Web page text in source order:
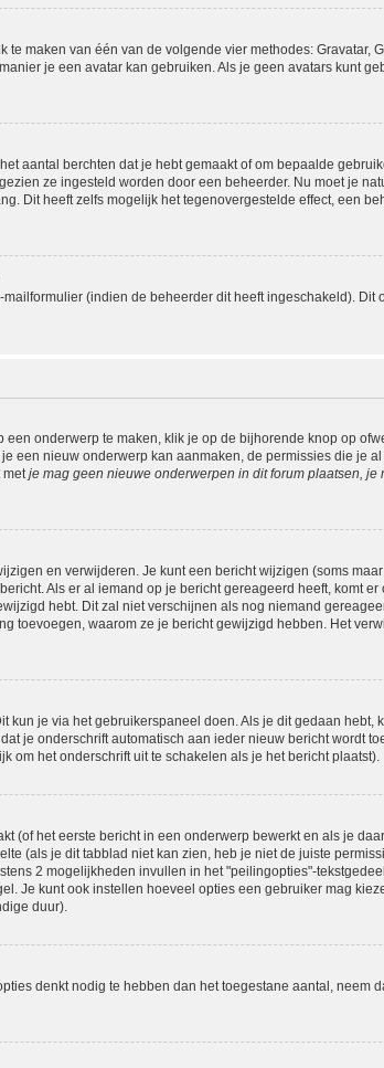
maken van één van de volgende vier methodes: Gravatar,
je een avatar kan gebruiken. Als je geen avatars kunt
aantal berchten dat je hebt gemaakt of om bepaalde
ze ingesteld worden door een beheerder. Nu moet je
Dit heeft zelfs mogelijk het tegenovergestelde effect, een
(indien de beheerder dit heeft ingeschakeld). Dit
onderwerp te maken, klik je op de bijhorende knop op
een nieuw onderwerp kan aanmaken, de permissies die je
metje mag geen nieuwe onderwerpen in dit forum plaatsen, je
en verwijderen. Je kunt een bericht wijzigen (soms
Als er al iemand op je bericht gereageerd heeft, komt
hebt. Dit zal niet verschijnen als nog niemand
toevoegen, waarom ze je bericht gewijzigd hebben. Het
kun je via het gebruikerspaneel doen. Als je dit gedaan hebt,
je onderschrift automatisch aan ieder nieuw bericht wordt
om het onderschrift uit te schakelen als je het bericht plaatst).
(of het eerste bericht in een onderwerp bewerkt en als je
(als je dit tabblad niet kan zien, heb je niet de juiste
2 mogelijkheden invullen in het "peilingopties"-
Je kunt ook instellen hoeveel opties een gebruiker mag
duur).
denkt nodig te hebben dan het toegestane aantal, neem